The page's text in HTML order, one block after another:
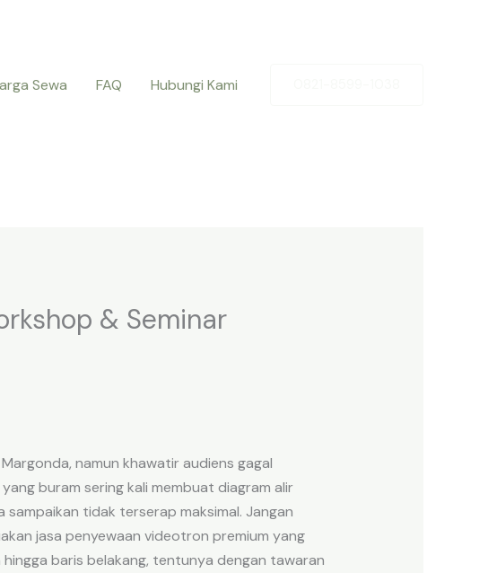
Sewa FAQ Hubungi Kami
& Seminar
namun khawatir audiens gagal
buram sering kali membuat diagram alir
tidak terserap maksimal. Jangan
jasa penyewaan videotron premium yang
baris belakang, tentunya dengan tawaran